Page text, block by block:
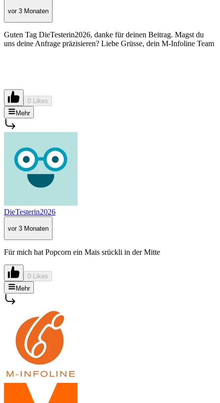
vor 3 Monaten
Guten Tag DieTesterin2026, danke für deinen Beitrag. Magst du
uns deine Anfrage präzisieren? Liebe Grüsse, dein M-Infoline Team
0 Likes
Mehr
DieTesterin2026
vor 3 Monaten
Für mich hat Popcorn ein Mais srückli in der Mitte
0 Likes
Mehr